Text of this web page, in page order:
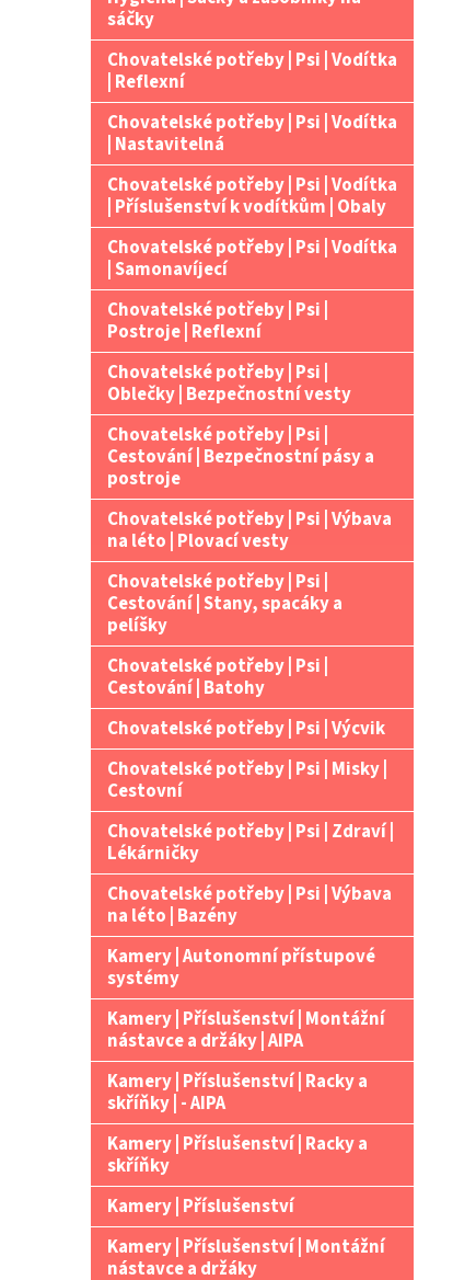
e
sáčky
Chovatelské potřeby | Psi | Vodítka
| Reflexní
Chovatelské potřeby | Psi | Vodítka
| Nastavitelná
Chovatelské potřeby | Psi | Vodítka
| Příslušenství k vodítkům | Obaly
Chovatelské potřeby | Psi | Vodítka
| Samonavíjecí
Chovatelské potřeby | Psi |
Postroje | Reflexní
Chovatelské potřeby | Psi |
Oblečky | Bezpečnostní vesty
Chovatelské potřeby | Psi |
Cestování | Bezpečnostní pásy a
postroje
Chovatelské potřeby | Psi | Výbava
na léto | Plovací vesty
Chovatelské potřeby | Psi |
Cestování | Stany, spacáky a
pelíšky
Chovatelské potřeby | Psi |
Cestování | Batohy
Chovatelské potřeby | Psi | Výcvik
Chovatelské potřeby | Psi | Misky |
Cestovní
Chovatelské potřeby | Psi | Zdraví |
Lékárničky
Chovatelské potřeby | Psi | Výbava
na léto | Bazény
Kamery | Autonomní přístupové
systémy
Kamery | Příslušenství | Montážní
nástavce a držáky | AIPA
Kamery | Příslušenství | Racky a
skříňky | - AIPA
Kamery | Příslušenství | Racky a
skříňky
Kamery | Příslušenství
Kamery | Příslušenství | Montážní
nástavce a držáky